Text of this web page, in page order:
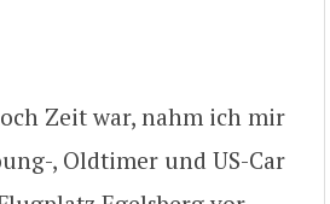
Zeit war, nahm ich mir
, Oldtimer und US-Car